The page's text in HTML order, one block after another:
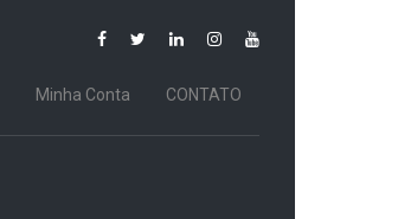
Minha Conta CONTATO